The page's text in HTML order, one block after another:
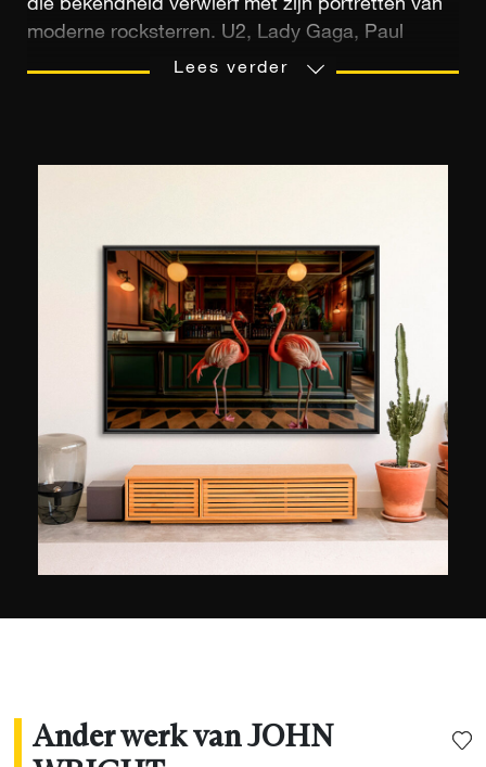
die bekendheid verwierf met zijn portretten van
moderne rocksterren. U2, Lady Gaga, Paul
McCartney en Michael Jackson maken deel uit
panters droeg bij aan zijn internationale
bekendheid en leverde hem in 2009 de prijs voor
Magazine cover van het jaar op. John Wright,
geboren in Glasgow, Schotland, komt van een
arbeidersachtergrond en ondanks zijn verhuizing
naar de flamboyante stad van Los Angeles om
zijn beroep als fotograaf uit te oefenen, vergeet
hij zijn roots niet en bevestigt hij zichzelf: "Wat ik
doe, definieert mij niet, net zoals waar ik
opgroeide, mij ook niet definieert."
Lees verder
Ander werk van JOHN